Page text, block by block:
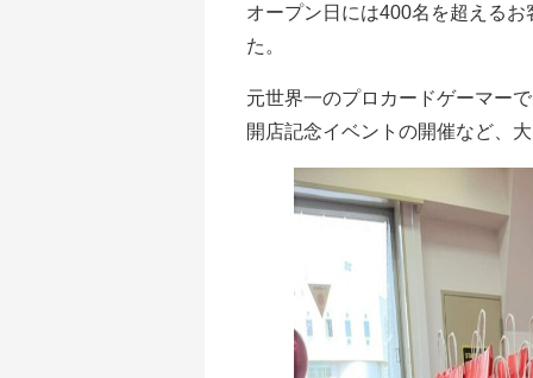
オープン日には400名を超える
た。
元世界一のプロカードゲーマー
開店記念イベントの開催など、